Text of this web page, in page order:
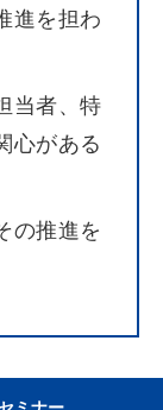
進を担わ
当者、特
心がある
の推進を